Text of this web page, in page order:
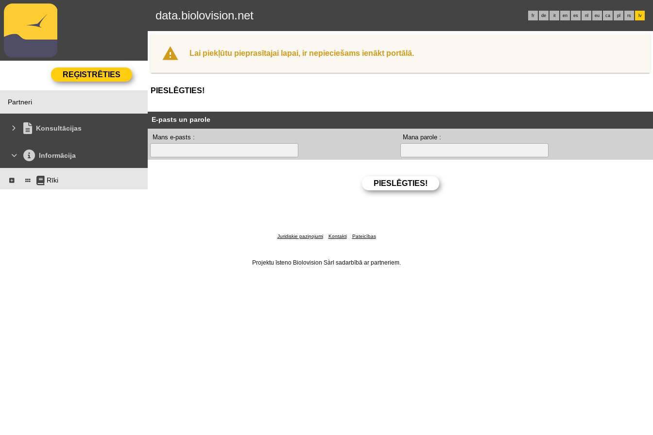
data.biolovision.net fr de it en es nl eu ca pl rs lv
Partneri
Konsultācijas
Informācija
Rīki
Lai piekļūtu pieprasītajai lapai, ir nepieciešams ienākt portālā.
PIESLĒGTIES!
E-pasts un parole
Mans e-pasts : Mana parole :
Juridiskie paziņojumi Kontakti Pateicības
Projektu īsteno Biolovision Sàrl sadarbībā ar partneriem.